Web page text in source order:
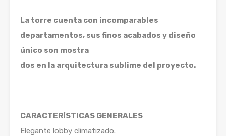
La torre cuenta con incomparables
departamentos, sus finos acabados y diseño
único son mostra
dos en la arquitectura sublime del proyecto.
CARACTERÍSTICAS GENERALES
Elegante lobby climatizado.